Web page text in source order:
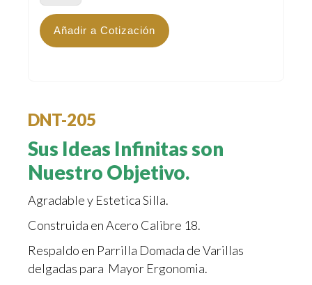
DNT-205
Sus Ideas Infinitas son
Nuestro Objetivo.
Agradable y Estetica Silla.
Construida en Acero Calibre 18.
Respaldo en Parrilla Domada de Varillas
delgadas para Mayor Ergonomia.
Añadir a Cotización